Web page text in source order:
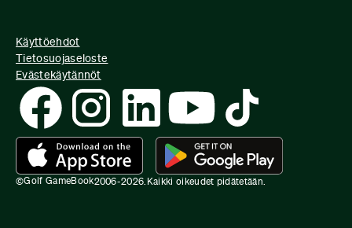
©Golf GameBook2006-2026 Kaikki oikeudet pidätetään.
Käyttöehdot
Tietosuojaseloste
Evästekäytännöt